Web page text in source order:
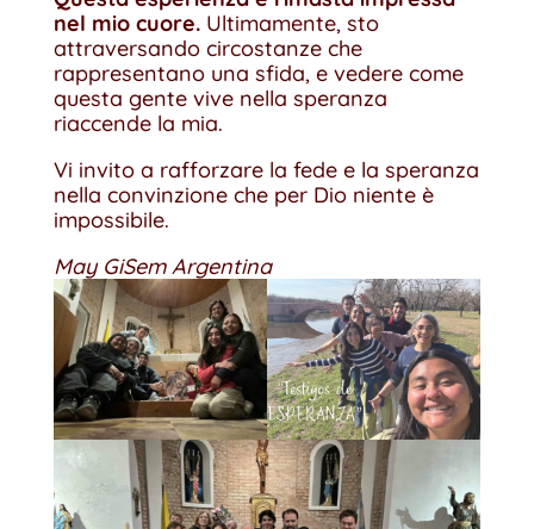
nel mio cuore.Ultimamente, sto
attraversando circostanze che
rappresentano una sfida, e vedere come
questa gente vive nella speranza
riaccende la mia.
Vi invito a rafforzare la fede e la speranza
nella convinzione che per Dio niente è
impossibile.
May GiSem Argentina